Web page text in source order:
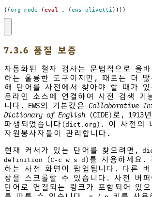
(( org-mode ( eval . ( ews-olivetti ))))
7.3.6 품질 보증
자동화된 철자 검사는 문법적으로 올
하는 훌륭한 도구이지만, 때로는 더
해 단어를 사전에서 찾아야 할 때가 있
온라인 소스에 연결하여 사전 검색 기
니다. EWS의 기본값은 Collaborative
Dictionary of English (CIDE)로, 1913
파생되었습니다(dict.org). 이 사전의
자원봉사자들이 관리합니다.
현재 커서가 있는 단어를 찾으려면,
definition
(C-c w s d )를 사용하세요.
하는 사전 화면이 팝업됩니다. 다른 버
창을 스크롤할 수 있습니다. 사전 버
단어로 연결되는 링크가 포함되어 있